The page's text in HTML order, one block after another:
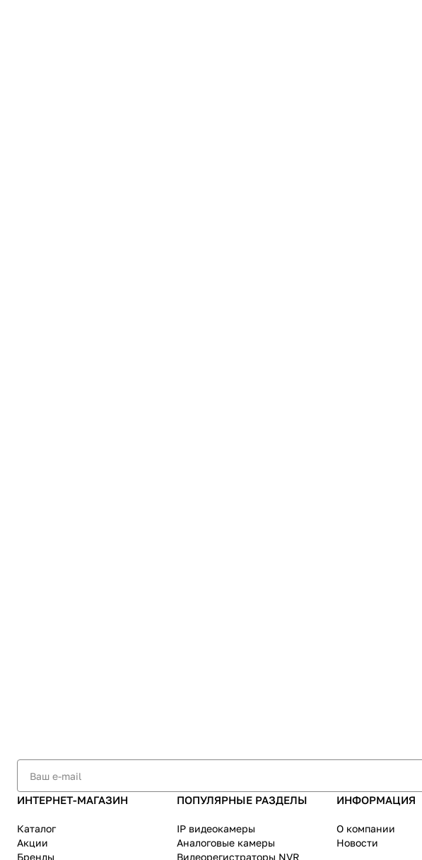
ИНТЕРНЕТ-МАГАЗИН
Каталог
Акции
Бренды
ПОПУЛЯРНЫЕ РАЗДЕЛЫ
IP видеокамеры
Аналоговые камеры
Видеорегистраторы NVR
ИНФОРМАЦИЯ
О компании
Новости